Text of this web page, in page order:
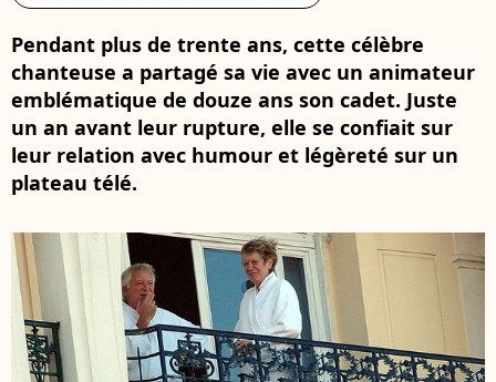
Pendant plus de trente ans, cette célèbre
chanteuse a partagé sa vie avec un animateur
emblématique de douze ans son cadet. Juste
un an avant leur rupture, elle se confiait sur
leur relation avec humour et légèreté sur un
plateau télé.